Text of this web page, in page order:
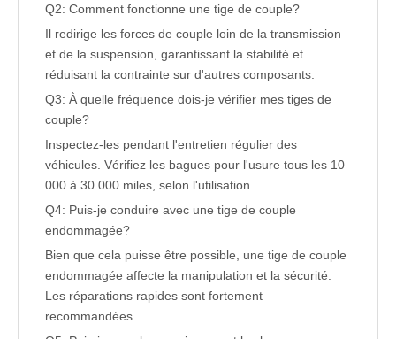
Q2: Comment fonctionne une tige de couple?
Il redirige les forces de couple loin de la transmission
et de la suspension, garantissant la stabilité et
réduisant la contrainte sur d'autres composants.
Q3: À quelle fréquence dois-je vérifier mes tiges de
couple?
Inspectez-les pendant l'entretien régulier des
véhicules. Vérifiez les bagues pour l'usure tous les 10
000 à 30 000 miles, selon l'utilisation.
Q4: Puis-je conduire avec une tige de couple
endommagée?
Bien que cela puisse être possible, une tige de couple
endommagée affecte la manipulation et la sécurité.
Les réparations rapides sont fortement
recommandées.